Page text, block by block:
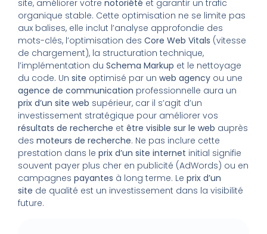
site, améliorer votre notoriété et garantir un trafic
organique stable. Cette optimisation ne se limite pas
aux balises, elle inclut l’analyse approfondie des
mots-clés, l’optimisation des Core Web Vitals (vitesse
de chargement), la structuration technique,
l’implémentation du Schema Markup et le nettoyage
du code. Un site optimisé par un web agency ou une
agence de communication professionnelle aura un
prix d’un site web supérieur, car il s’agit d’un
investissement stratégique pour améliorer vos
résultats de recherche et être visible sur le web auprès
des moteurs de recherche. Ne pas inclure cette
prestation dans le prix d’un site internet initial signifie
souvent payer plus cher en publicité (AdWords) ou en
campagnes payantes à long terme. Le prix d’un
site de qualité est un investissement dans la visibilité
future.